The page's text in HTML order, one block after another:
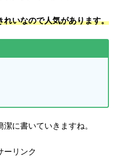
れいなので人気があります。
に書いていきますね。
ーリンク